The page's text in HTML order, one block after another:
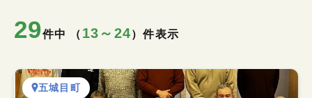
29件中 （ 13～24）件表示
五城目町